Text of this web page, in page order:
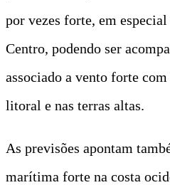
por vezes forte, em
Centro, podendo ser
associado a vento forte
litoral e nas terras altas.
As previsões apontam
marítima forte na costa